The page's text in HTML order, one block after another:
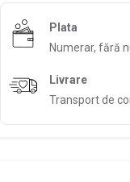
Plata
Numerar, fără
Livrare
Transport de